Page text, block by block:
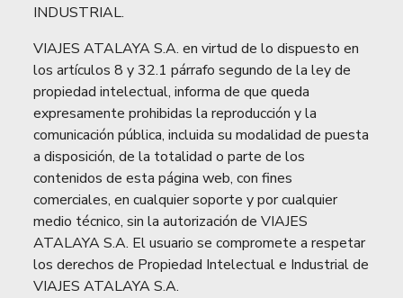
INDUSTRIAL.
VIAJES ATALAYA S.A. en virtud de lo dispuesto en
los artículos 8 y 32.1 párrafo segundo de la ley de
propiedad intelectual, informa de que queda
expresamente prohibidas la reproducción y la
comunicación pública, incluida su modalidad de puesta
a disposición, de la totalidad o parte de los
contenidos de esta página web, con fines
comerciales, en cualquier soporte y por cualquier
medio técnico, sin la autorización de VIAJES
ATALAYA S.A. El usuario se compromete a respetar
los derechos de Propiedad Intelectual e Industrial de
VIAJES ATALAYA S.A.